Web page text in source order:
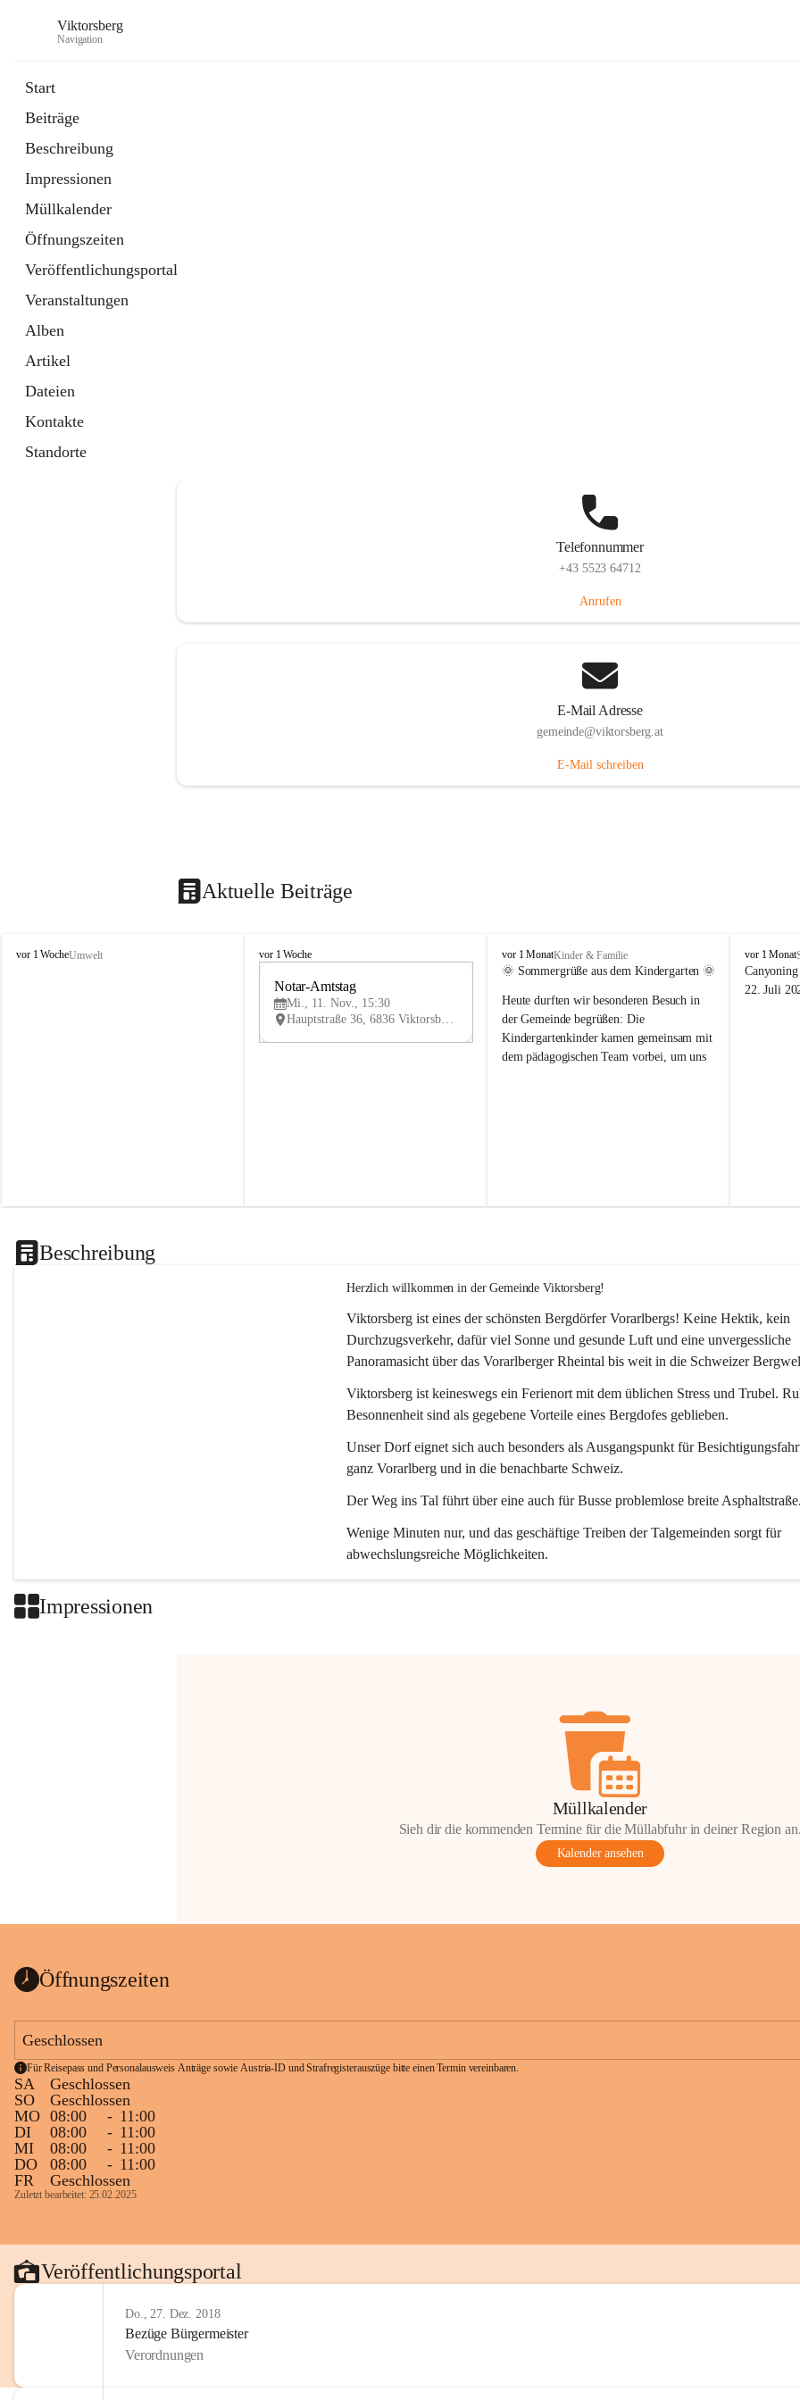
Viktorsberg
Navigation
Start
Beiträge
Beschreibung
Impressionen
Müllkalender
Öffnungszeiten
Veröffentlichungsportal
Veranstaltungen
Alben
Artikel
Dateien
Kontakte
Standorte
Telefonnummer
+43 5523 64712
Anrufen
E-Mail Adresse
gemeinde@viktorsberg.at
E-Mail schreiben
Aktuelle Beiträge
V
vor 1 WocheUmwelt
V
vor 1 Woche
V
Notar-Amtstag
Mi., 11. Nov., 15:30
Hauptstraße 36, 6836 Viktorsberg, AUT
V
i
t
o
r
s
vor 1 MonatKinder & Familie
🌞 Sommergrüße aus dem Kindergarten 🌞
Heute durften wir besonderen Besuch in
der Gemeinde begrüßen: Die
Kindergartenkinder kamen gemeinsam mit
dem pädagogischen Team vorbei, um uns
V
i
k
vor 1 Monat
22. Juli
Beschreibung
Herzlich willkommen in der Gemeinde Viktorsberg!
Viktorsberg ist eines der schönsten Bergdörfer Vorarlbergs! Keine Hektik, kein
Durchzugsverkehr, dafür viel Sonne und gesunde Luft und eine unvergessliche
Panoramasicht über das Vorarlberger Rheintal bis weit in die Schweizer
Viktorsberg ist keineswegs ein Ferienort mit dem üblichen Stress und Trubel.
Besonnenheit sind als gegebene Vorteile eines Bergdofes geblieben.
Unser Dorf eignet sich auch besonders als Ausgangspunkt für
ganz Vorarlberg und in die benachbarte Schweiz.
Der Weg ins Tal führt über eine auch für Busse problemlose breite
Wenige Minuten nur, und das geschäftige Treiben der Talgemeinden sorgt für
abwechslungsreiche Möglichkeiten.
Impressionen
Müllkalender
Sieh dir die kommenden Termine für die Müllabfuhr in deiner Region
Kalender ansehen
Öffnungszeiten
Geschlossen
Für Reisepass und Personalausweis Anträge sowie Austria-ID und Strafregisterauszüge bitte einen Termin vereinbaren.
SA
Geschlossen
SO
Geschlossen
MO 08:00 - 11:00
DI
08:00 - 11:00
MI
08:00 - 11:00
DO
08:00 - 11:00
FR
Geschlossen
Zuletzt bearbeitet: 25.02.2025
Veröffentlichungsportal
Do., 27. Dez. 2018
Bezüge Bürgermeister
Verordnungen